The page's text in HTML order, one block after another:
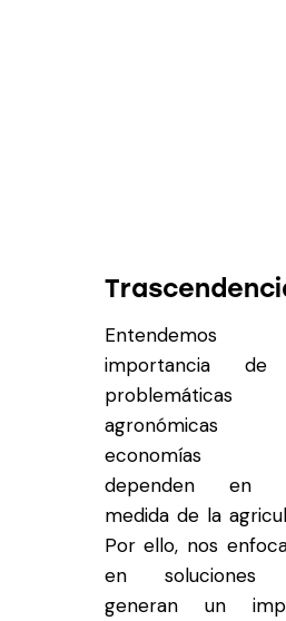
importancia
problemáticas
economías
dependen en
medida de la
Por ello, nos
en soluciones
generan un